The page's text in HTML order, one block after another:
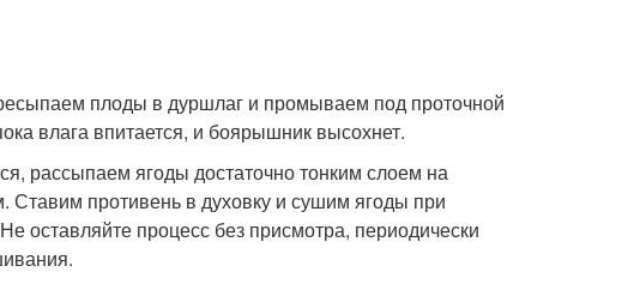
плоды в дуршлаг и промываем под проточной
влага впитается, и боярышник высохнет.
рассыпаем ягоды достаточно тонким слоем на
Ставим противень в духовку и сушим ягоды при
оставляйте процесс без присмотра, периодически